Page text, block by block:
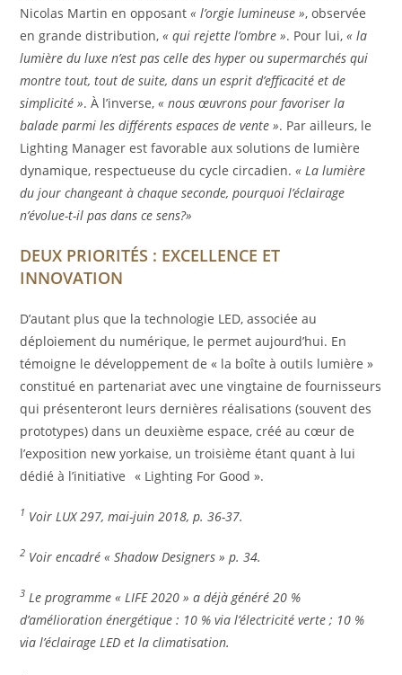
Nicolas Martin en opposant« l’orgie lumineuse », observée
en grande distribution,« qui rejette l’ombre ». Pour lui,« la
lumière du luxe n’est pas celle des hyper ou supermarchés qui
montre tout, tout de suite, dans un esprit d’efficacité et de
simplicité ». À l’inverse,« nous œuvrons pour favoriser la
balade parmi les différents espaces de vente ». Par ailleurs, le
Lighting Manager est favorable aux solutions de lumière
dynamique, respectueuse du cycle circadien.« La lumière
du jour changeant à chaque seconde, pourquoi l’éclairage
n’évolue-t-il pas dans ce sens?»
DEUX PRIORITÉS : EXCELLENCE ET
INNOVATION
D’autant plus que la technologie LED, associée au
déploiement du numérique, le permet aujourd’hui. En
témoigne le développement de « la boîte à outils lumière »
constitué en partenariat avec une vingtaine de fournisseurs
qui présenteront leurs dernières réalisations (souvent des
prototypes) dans un deuxième espace, créé au cœur de
l’exposition new yorkaise, un troisième étant quant à lui
dédié à l’initiative
« Lighting For Good ».
1 Voir LUX 297, mai-juin 2018, p. 36-37.
2 Voir encadré « Shadow Designers » p. 34.
3 Le programme « LIFE 2020 » a déjà généré 20 %
d’amélioration énergétique : 10 % via l’électricité verte ; 10 %
via l’éclairage LED et la climatisation.